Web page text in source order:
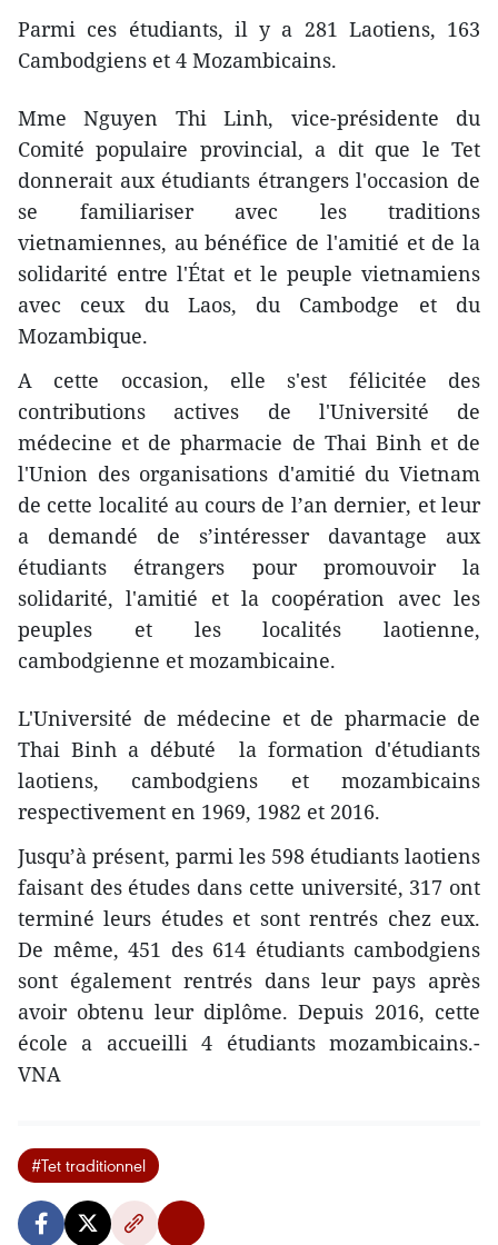
Parmi ces étudiants, il y a 281 Laotiens, 163
Cambodgiens et 4 Mozambicains.
Mme Nguyen Thi Linh, vice-présidente du
Comité populaire provincial, a dit que le Tet
donnerait aux étudiants étrangers l'occasion de
se familiariser avec les traditions
vietnamiennes, au bénéfice de l'amitié et de la
solidarité entre l'État et le peuple vietnamiens
avec ceux du Laos, du Cambodge et du
Mozambique.
A cette occasion, elle s'est félicitée des
contributions actives de l'Université de
médecine et de pharmacie de Thai Binh et de
l'Union des organisations d'amitié du Vietnam
de cette localité au cours de l’an dernier, et leur
a demandé de s’intéresser davantage aux
étudiants étrangers pour promouvoir la
solidarité, l'amitié et la coopération avec les
peuples et les localités laotienne,
cambodgienne et mozambicaine.
L'Université de médecine et de pharmacie de
Thai Binh a débuté la formation d'étudiants
laotiens, cambodgiens et mozambicains
respectivement en 1969, 1982 et 2016.
Jusqu’à présent, parmi les 598 étudiants laotiens
faisant des études dans cette université, 317 ont
terminé leurs études et sont rentrés chez eux.
De même, 451 des 614 étudiants cambodgiens
sont également rentrés dans leur pays après
avoir obtenu leur diplôme. Depuis 2016, cette
école a accueilli 4 étudiants mozambicains.-
VNA
#Tet traditionnel